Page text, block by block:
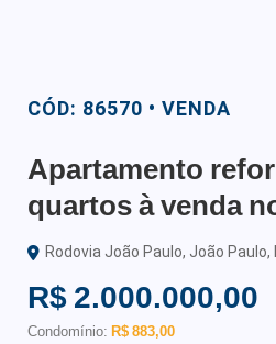
CÓD: 86570 • VENDA
Apartamento
quartos à venda
Rodovia João Paulo, João Paulo,
R$ 2.000.000,00
Condomínio: R$ 883,00